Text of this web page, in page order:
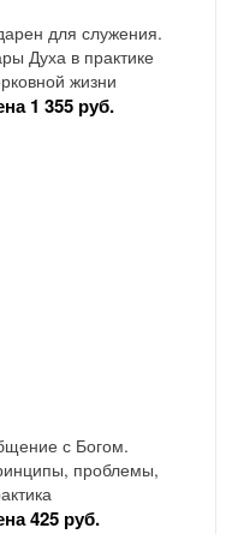
для служения.
Духа в практике
жизни
1 355 руб.
с Богом.
проблемы,
425 руб.